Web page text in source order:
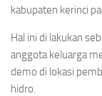
kabupaten kerinci
Hal ini di lakukan
anggota keluarga
demo di lokasi
hidro.